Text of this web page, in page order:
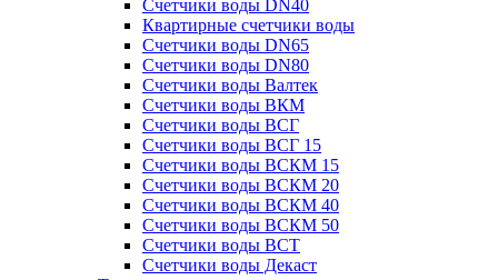
Счетчики воды DN40
Квартирные счетчики воды
Счетчики воды DN65
Счетчики воды DN80
Счетчики воды Валтек
Счетчики воды ВКМ
Счетчики воды ВСГ
Счетчики воды ВСГ 15
Счетчики воды ВСКМ 15
Счетчики воды ВСКМ 20
Счетчики воды ВСКМ 40
Счетчики воды ВСКМ 50
Счетчики воды ВСТ
Счетчики воды Декаст